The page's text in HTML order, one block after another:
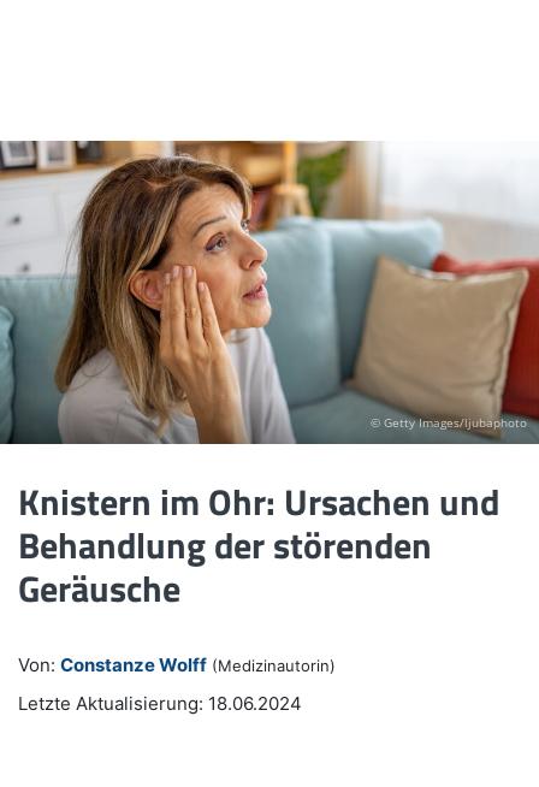
© Getty Images/ljubaphoto
Knistern im Ohr: Ursachen und
Behandlung der störenden
Geräusche
Von: Constanze Wolff (Medizinautorin)
Letzte Aktualisierung: 18.06.2024